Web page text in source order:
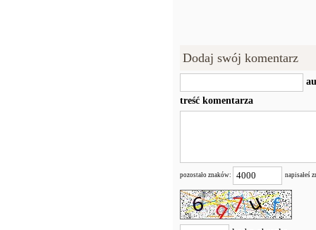
Dodaj swój komentarz
treść komentarza
pozostało znaków: napisałeś